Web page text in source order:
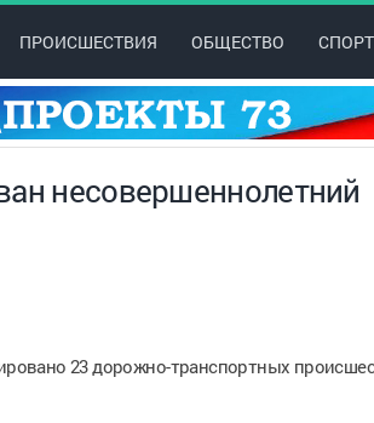
ПРОИСШЕСТВИЯ ОБЩЕСТВО СПОРТ
несовершеннолетний
23 дорожно-транспортных